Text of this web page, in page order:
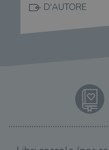
D'AUTORE